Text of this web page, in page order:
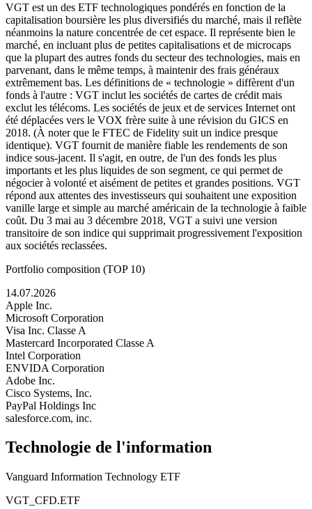
VGT est un des ETF technologiques pondérés en fonction de la
capitalisation boursière les plus diversifiés du marché, mais il reflète
néanmoins la nature concentrée de cet espace. Il représente bien le
marché, en incluant plus de petites capitalisations et de microcaps
que la plupart des autres fonds du secteur des technologies, mais en
parvenant, dans le même temps, à maintenir des frais généraux
extrêmement bas. Les définitions de « technologie » diffèrent d'un
fonds à l'autre : VGT inclut les sociétés de cartes de crédit mais
exclut les télécoms. Les sociétés de jeux et de services Internet ont
été déplacées vers le VOX frère suite à une révision du GICS en
2018. (À noter que le FTEC de Fidelity suit un indice presque
identique). VGT fournit de manière fiable les rendements de son
indice sous-jacent. Il s'agit, en outre, de l'un des fonds les plus
importants et les plus liquides de son segment, ce qui permet de
négocier à volonté et aisément de petites et grandes positions. VGT
répond aux attentes des investisseurs qui souhaitent une exposition
vanille large et simple au marché américain de la technologie à faible
coût. Du 3 mai au 3 décembre 2018, VGT a suivi une version
transitoire de son indice qui supprimait progressivement l'exposition
aux sociétés reclassées.
Portfolio composition (TOP 10)
14.07.2026
Apple Inc.
Microsoft Corporation
Visa Inc. Classe A
Mastercard Incorporated Classe A
Intel Corporation
ENVIDA Corporation
Adobe Inc.
Cisco Systems, Inc.
PayPal Holdings Inc
salesforce.com, inc.
Technologie de l'information
Vanguard Information Technology ETF
VGT_CFD.ETF